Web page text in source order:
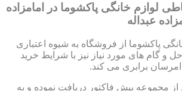
لوازم خانگی پاکشوما در امامزاده
عبداله
پاکشوما از فروشگاه به شیوه اعتباری
و گام های مورد نیاز نیز با شرایط خرید
برابری می کند.
از مجموعه پیش فاکتور دریافت نموده و به